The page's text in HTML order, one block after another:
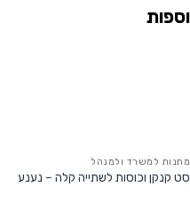
מתנות למשרד ולמנהל
סט קנקן וכוסות לשתייה קלה – נענע